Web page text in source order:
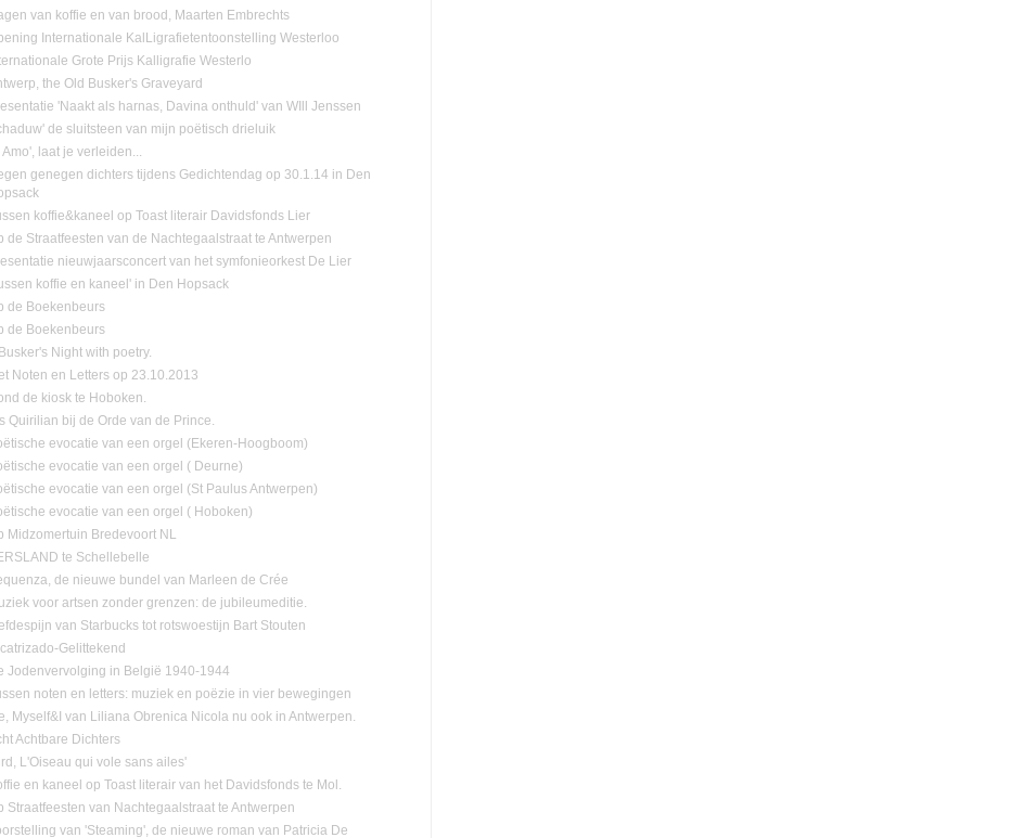
van koffie en van brood, Maarten Embrechts
Internationale KalLigrafietentoonstelling Westerloo
Grote Prijs Kalligrafie Westerlo
the Old Busker's Graveyard
'Naakt als harnas, Davina onthuld' van WIll Jenssen
de sluitsteen van mijn poëtisch drieluik
Amo', laat je verleiden...
genegen dichters tijdens Gedichtendag op 30.1.14 in Den
koffie&kaneel op Toast literair Davidsfonds Lier
de Straatfeesten van de Nachtegaalstraat te Antwerpen
nieuwjaarsconcert van het symfonieorkest De Lier
koffie en kaneel' in Den Hopsack
de Boekenbeurs
de Boekenbeurs
Night with poetry.
Noten en Letters op 23.10.2013
de kiosk te Hoboken.
Quirilian bij de Orde van de Prince.
evocatie van een orgel (Ekeren-Hoogboom)
evocatie van een orgel ( Deurne)
evocatie van een orgel (St Paulus Antwerpen)
evocatie van een orgel ( Hoboken)
Midzomertuin Bredevoort NL
te Schellebelle
de nieuwe bundel van Marleen de Crée
voor artsen zonder grenzen: de jubileumeditie.
van Starbucks tot rotswoestijn Bart Stouten
Gelittekend
Jodenvervolging in België 1940-1944
noten en letters: muziek en poëzie in vier bewegingen
Myself&I van Liliana Obrenica Nicola nu ook in Antwerpen.
Achtbare Dichters
L'Oiseau qui vole sans ailes'
en kaneel op Toast literair van het Davidsfonds te Mol.
Straatfeesten van Nachtegaalstraat te Antwerpen
van 'Steaming', de nieuwe roman van Patricia De